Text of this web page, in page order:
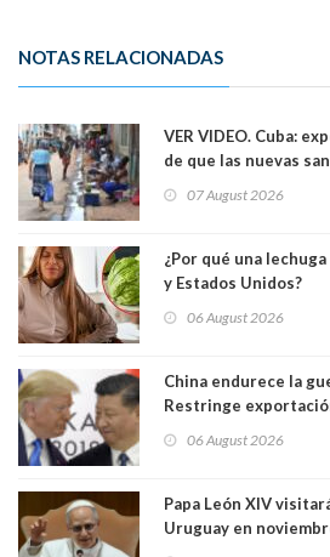
NOTAS RELACIONADAS
VER VIDEO. Cuba:
de que las nuevas
07 August 2026
¿Por qué una
y Estados Unidos?
06 August 2026
China endurece la
Restringe
06 August 2026
Papa León XIV
Uruguay en